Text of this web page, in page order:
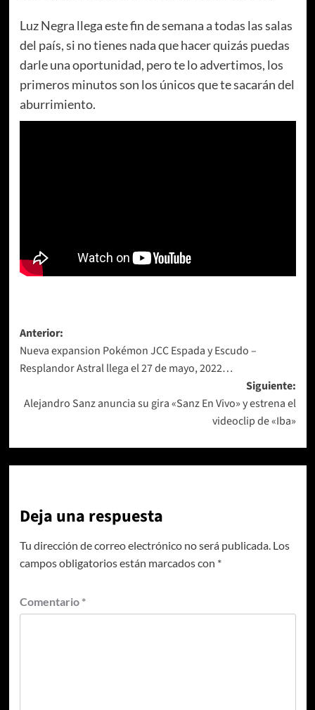
Luz Negra llega este fin de semana a todas las salas
del país, si no tienes nada que hacer quizás puedas
darle una oportunidad, pero te lo advertimos, los
primeros minutos son los únicos que te sacarán del
aburrimiento.
Navegación
de
entradas
Anterior:
Nueva expansion Pokémon JCC Espada y Escudo –
Resplandor Astral llega el 27 de mayo, 2022…
Siguiente:
Alejandro Sanz anuncia su gira «Sanz En Vivo» y estrena el
videoclip de «Iba»
Deja una respuesta
Tu dirección de correo electrónico no será publicada. Los
campos obligatorios están marcados con *
Comentario *